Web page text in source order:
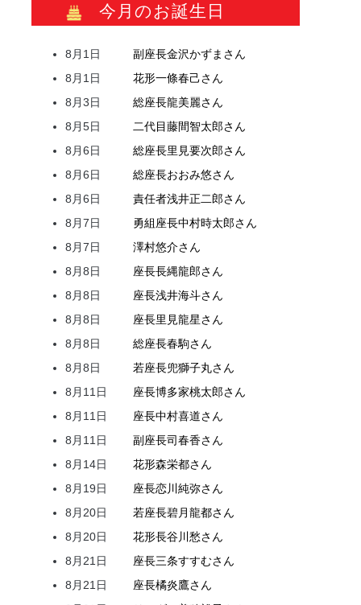
今月のお誕生日
8月1日 副座長金沢かずま さん
8月1日
花形一條春己さん
8月3日
総座長龍美麗さん
8月5日
二代目藤間智太郎さん
8月6日
総座長里見要次郎さん
8月6日
総座長おおみ悠さん
8月6日
責任者浅井正二郎さん
8月7日
勇組座長中村時太郎さん
8月7日
澤村悠介さん
8月8日
座長長縄龍郎さん
8月8日
座長浅井海斗さん
8月8日
座長里見龍星さん
8月8日
総座長春駒さん
8月8日
若座長兜獅子丸さん
8月11日
座長博多家桃太郎さん
8月11日
座長中村喜道さん
8月11日
副座長司春香さん
8月14日
花形森栄都さん
8月19日
座長恋川純弥さん
8月20日
若座長碧月龍都さん
8月20日
花形長谷川愁さん
8月21日
座長三条すすむさん
8月21日
座長橘炎鷹さん